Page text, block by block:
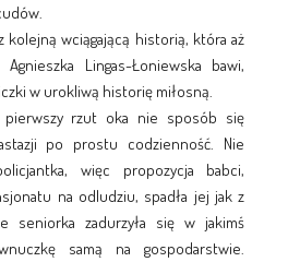
kolejną wciągającą historią, która aż
Lingas-Łoniewska bawi,
w urokliwą historię miłosną.
rzut oka nie sposób się
po prostu codzienność. Nie
więc propozycja babci,
na odludziu, spadła jej jak z
seniorka zadurzyła się w jakimś
samą na gospodarstwie.